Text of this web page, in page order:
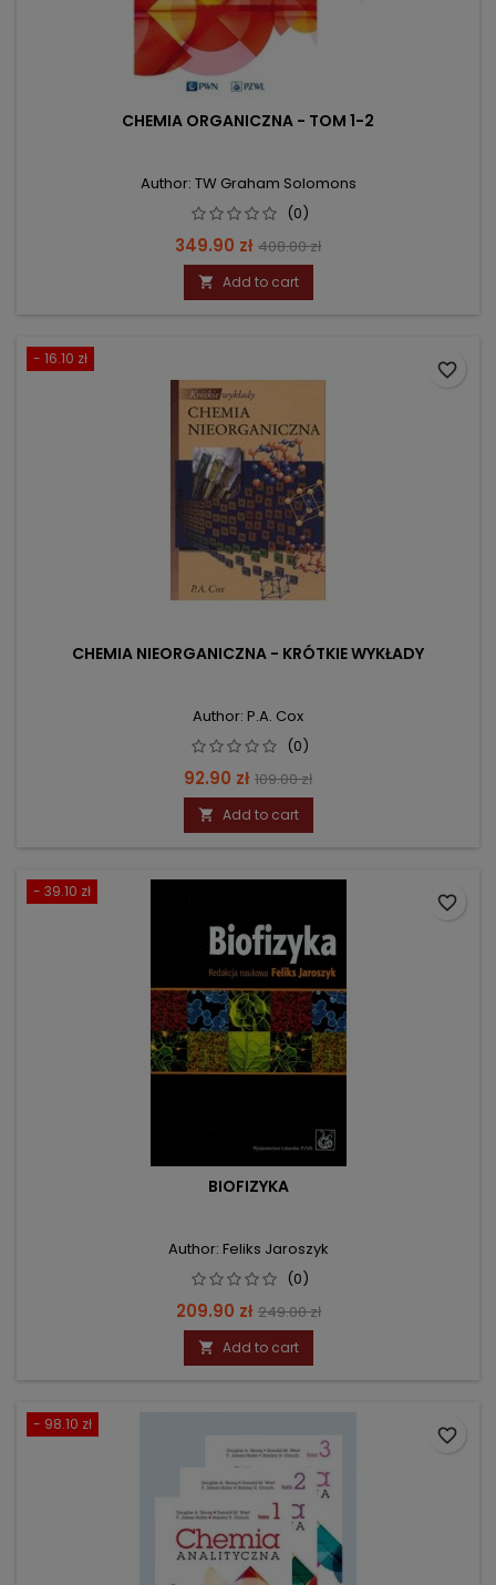
CHEMIA ORGANICZNA - TOM 1-2
Author: TW Graham Solomons
(0)
Price
349.90 zł Regular
price
408.00 zł
 Add to cart
- 16.10 zł
CHEMIA NIEORGANICZNA - KRÓTKIE WYKŁADY
Author: P.A. Cox
(0)
Price
92.90 zł Regular
price
109.00 zł
 Add to cart
favorite_border
- 39.10 zł
BIOFIZYKA
Author: Feliks Jaroszyk
(0)
Price
209.90 zł Regular
price
249.00 zł
 Add to cart
favorite_border
- 98.10 zł
favorite_border